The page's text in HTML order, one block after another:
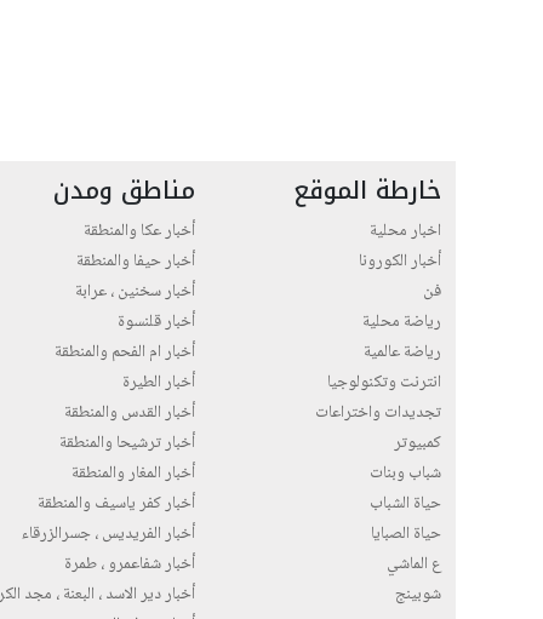
خارطة الموقع
اخبار محلية
أخبار الكورونا
فن
رياضة محلية
رياضة عالمية
انترنت وتكنولوجيا
تجديدات واختراعات
كمبيوتر
شباب وبنات
حياة الشباب
حياة الصبايا
ع الماشي
شوبينج
مناطق ومدن
أخبار عكا والمنطقة
أخبار حيفا والمنطقة
أخبار سخنين ، عرابة
أخبار قلنسوة
أخبار ام الفحم والمنطقة
أخبار الطيرة
أخبار القدس والمنطقة
أخبار ترشيحا والمنطقة
أخبار المغار والمنطقة
أخبار كفر ياسيف والمنطقة
أخبار الفريديس ، جسرالزرقاء
أخبار شفاعمرو ، طمرة
أخبار دير الاسد ، البعنة ، مجد